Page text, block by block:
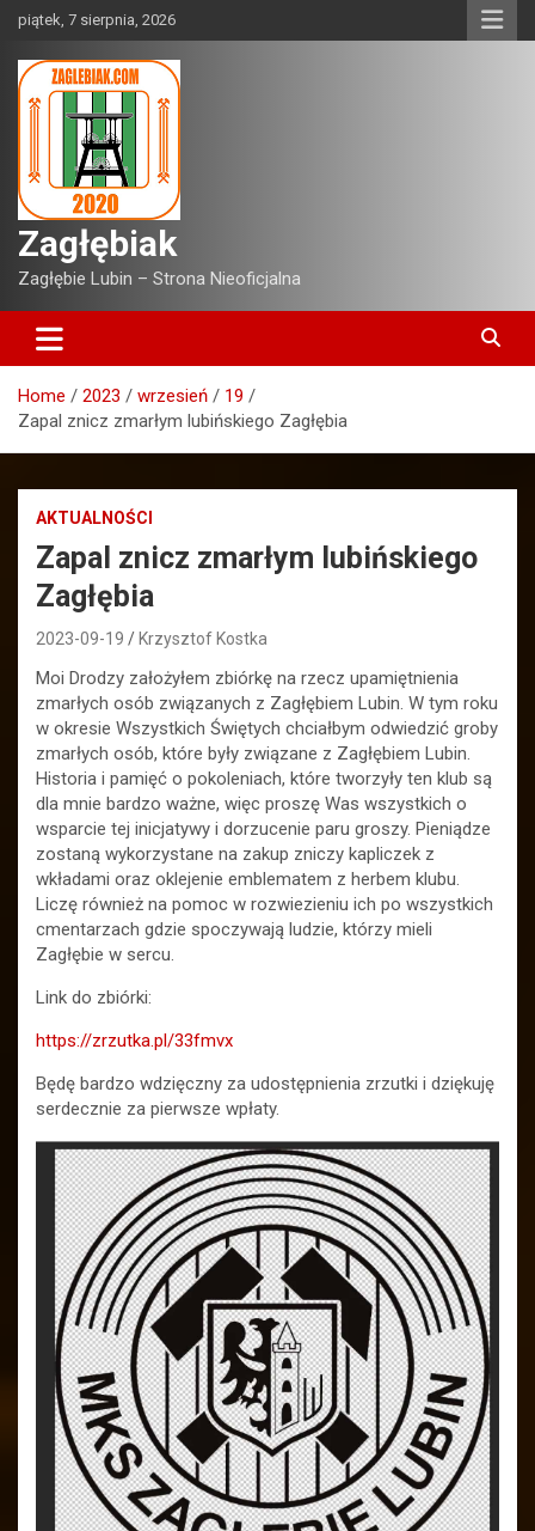
Skip
content
piątek, 7 sierpnia, 2026
Zagłębiak
Zagłębie Lubin – Strona Nieoficjalna
Home 2023 wrzesień
19
Zapal znicz zmarłym lubińskiego Zagłębia
AKTUALNOŚCI
Zapal znicz zmarłym lubińskiego
Zagłębia
2023-09-19 Krzysztof Kostka
Moi Drodzy założyłem zbiórkę na rzecz upamiętnienia
zmarłych osób związanych z Zagłębiem Lubin. W tym roku
w okresie Wszystkich Świętych chciałbym odwiedzić groby
zmarłych osób, które były związane z Zagłębiem Lubin.
Historia i pamięć o pokoleniach, które tworzyły ten klub są
dla mnie bardzo ważne, więc proszę Was wszystkich o
wsparcie tej inicjatywy i dorzucenie paru groszy. Pieniądze
zostaną wykorzystane na zakup zniczy kapliczek z
wkładami oraz oklejenie emblematem z herbem klubu.
Liczę również na pomoc w rozwiezieniu ich po wszystkich
cmentarzach gdzie spoczywają ludzie, którzy mieli
Zagłębie w sercu.
Link do zbiórki:
https://zrzutka.pl/33fmvx
Będę bardzo wdzięczny za udostępnienia zrzutki i dziękuję
serdecznie za pierwsze wpłaty.